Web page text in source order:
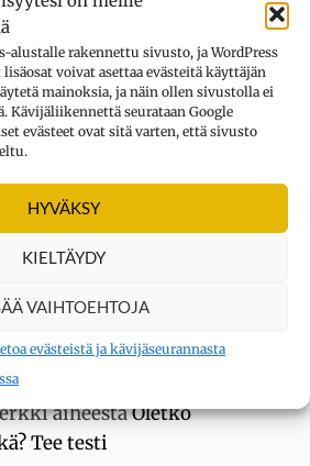
alustalle rakennettu sivusto, ja WordPress
voivat asettaa evästeitä käyttäjän
mainoksia, ja näin ollen sivustolla ei
Kävijäliikennettä seurataan Google
evästeet ovat sitä varten, että sivusto
HYVÄKSY
KIELTÄYDY
VAIHTOEHTOJA
evästeistä ja kävijäseurannasta
pienten lasten
aivojamme ja vaikuttaa
”Maailma on
oireisiin terapeuttisesta
aiheestaOletko
Tee testi